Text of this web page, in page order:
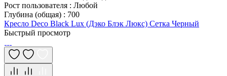
Рост пользователя : Любой
Глубина (общая) : 700
Кресло Deco Black Lux (Дэко Блэк Люкс) Сетка Черный
Быстрый просмотр